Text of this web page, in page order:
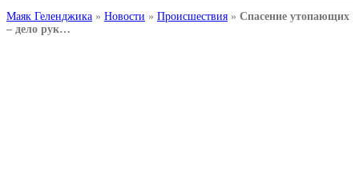
Маяк Геленджика » Новости » Происшествия » Спасение утопающих
– дело рук…